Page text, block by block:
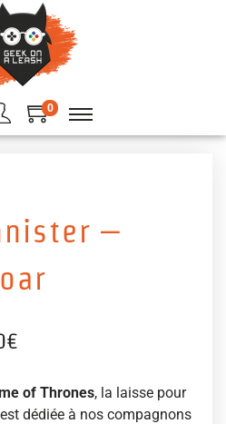
0
–
€
of Thrones, la laisse pour
dédiée à nos compagnons